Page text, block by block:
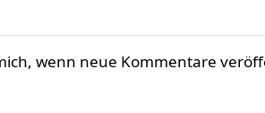
wenn neue Kommentare